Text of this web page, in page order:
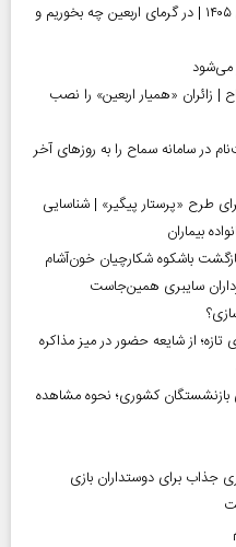
توصیه‌های تغذیه‌ای برای زائران اربعین ۱۴۰۵ | در گرمای اربعین چه بخوریم و
زائران «همیار اربعین» را نصب
۱۴۰۵ بخوانند | ثبت‌نام در سامانه سماح را به روز‌های آخر
طرح «پرستار پیگیر» | شناسایی
سایبری همین‌جاست
از شایعه حضور در میز مذاکره
میلیون تومانی بازنشستگان کشوری؛ نحوه مشاهده